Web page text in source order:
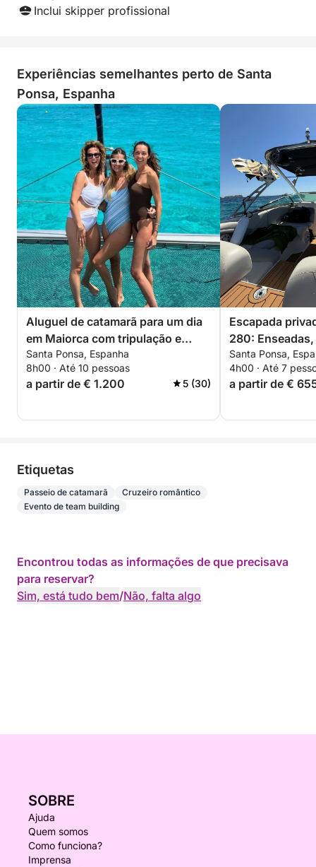
Inclui skipper profissional
Experiências semelhantes perto de Santa
Ponsa, Espanha
Aluguel de catamarã para um dia
em Maiorca com tripulação e
itinerário personalizado.
Santa Ponsa, Espanha
8h00 · Até 10 pessoas
a partir de € 1.200 5 (30)
Escapada
280:
snorkel e
Ponça
Santa Ponsa,
4h00 · Até 7
a partir de €
Etiquetas
Passeio de catamarã
Cruzeiro romântico
Evento de team building
Encontrou todas as informações de que precisava
para reservar?
Sim, está tudo bem/Não, falta algo
SOBRE
Ajuda
Quem somos
Como funciona?
Imprensa